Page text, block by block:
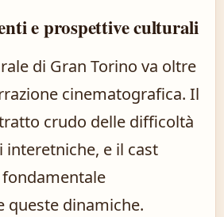
e prospettive culturali
di Gran Torino va oltre
cinematografica. Il
crudo delle difficoltà
interetniche, e il cast
queste dinamiche.